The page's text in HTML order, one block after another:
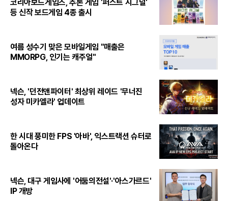
코리아보드게임즈, 추론 게임 '퍼스트 시그널'
등 신작 보드게임 4종 출시
여름 성수기 맞은 모바일게임 "매출은
MMORPG, 인기는 캐주얼"
넥슨, '던전앤파이터' 최상위 레이드 '무너진
성자 미카엘라' 업데이트
한 시대 풍미한 FPS '아바', 익스트랙션 슈터로
돌아온다
넥슨, 대구 게임사에 '어둠의전설'·'아스가르드'
IP 개방